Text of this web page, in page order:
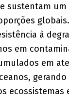
sustentam um
à
em
em
ecossistemas